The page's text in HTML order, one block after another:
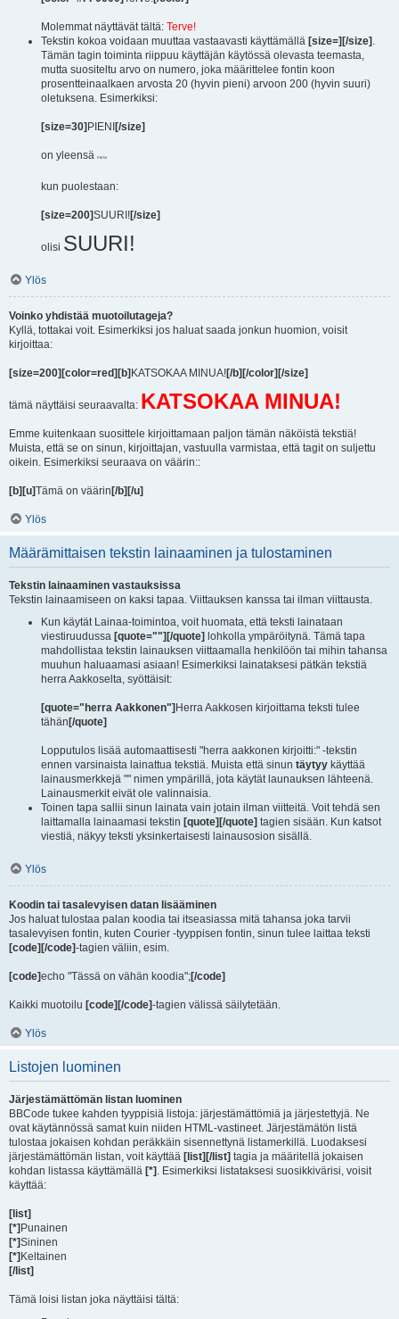
Molemmat näyttävät tältä: Terve!
Tekstin kokoa voidaan muuttaa vastaavasti käyttämällä [size=][/size] .
Tämän tagin toiminta riippuu käyttäjän käytössä olevasta teemasta,
mutta suositeltu arvo on numero, joka määrittelee fontin koon
prosentteinaalkaen arvosta 20 (hyvin pieni) arvoon 200 (hyvin suuri)
oletuksena. Esimerkiksi:
[size=30] PIENI [/size]
on yleensä PIENI
kun puolestaan:
[size=200]SUURI![/size]
olisi SUURI!
Ylös
Voinko yhdistää muotoilutageja?
Kyllä, tottakai voit. Esimerkiksi jos haluat saada jonkun huomion, voisit
kirjoittaa:
[size=200][color=red][b]KATSOKAA MINUA![/b][/color][/size]
tämä näyttäisi seuraavalta: KATSOKAA MINUA!
Emme kuitenkaan suosittele kirjoittamaan paljon tämän näköistä tekstiä!
Muista, että se on sinun, kirjoittajan, vastuulla varmistaa, että tagit on suljettu
oikein. Esimerkiksi seuraava on väärin::
[b][u]Tämä on väärin[/b][/u]
Ylös
Määrämittaisen tekstin lainaaminen ja tulostaminen
Tekstin lainaaminen vastauksissa
Tekstin lainaamiseen on kaksi tapaa. Viittauksen kanssa tai ilman viittausta.
Kun käytät Lainaa-toimintoa, voit huomata, että teksti lainataan
viestiruudussa [quote=""][/quote] lohkolla ympäröitynä. Tämä tapa
mahdollistaa tekstin lainauksen viittaamalla henkilöön tai mihin tahansa
muuhun haluaamasi asiaan! Esimerkiksi lainataksesi pätkän tekstiä
herra Aakkoselta, syöttäisit:
[quote="herra Aakkonen"] Herra Aakkosen kirjoittama teksti tulee
tähän [/quote]
Lopputulos lisää automaattisesti "herra aakkonen kirjoitti:" -tekstin
ennen varsinaista lainattua tekstiä. Muista että sinun täytyy käyttää
lainausmerkkejä "" nimen ympärillä, jota käytät launauksen lähteenä.
Lainausmerkit eivät ole valinnaisia.
Toinen tapa sallii sinun lainata vain jotain ilman viitteitä. Voit tehdä sen
laittamalla lainaamasi tekstin [quote][/quote] tagien sisään. Kun katsot
viestiä, näkyy teksti yksinkertaisesti lainausosion sisällä.
Ylös
Koodin tai tasalevyisen datan lisääminen
Jos haluat tulostaa palan koodia tai itseasiassa mitä tahansa joka tarvii
tasalevyisen fontin, kuten Courier -tyyppisen fontin, sinun tulee laittaa teksti
[code][/code]-tagien väliin, esim.
[code]echo "Tässä on vähän koodia";[/code]
Kaikki muotoilu [code][/code]-tagien välissä säilytetään.
Ylös
Listojen luominen
Järjestämättömän listan luominen
BBCode tukee kahden tyyppisiä listoja: järjestämättömiä ja järjestettyjä. Ne
ovat käytännössä samat kuin niiden HTML-vastineet. Järjestämätön listä
tulostaa jokaisen kohdan peräkkäin sisennettynä listamerkillä. Luodaksesi
järjestämättömän listan, voit käyttää [list][/list] tagia ja määritellä jokaisen
kohdan listassa käyttämällä [*] . Esimerkiksi listataksesi suosikkivärisi, voisit
käyttää:
[list]
[*] Punainen
[*]Sininen
[*] Keltainen
[/list]
Tämä loisi listan joka näyttäisi tältä: